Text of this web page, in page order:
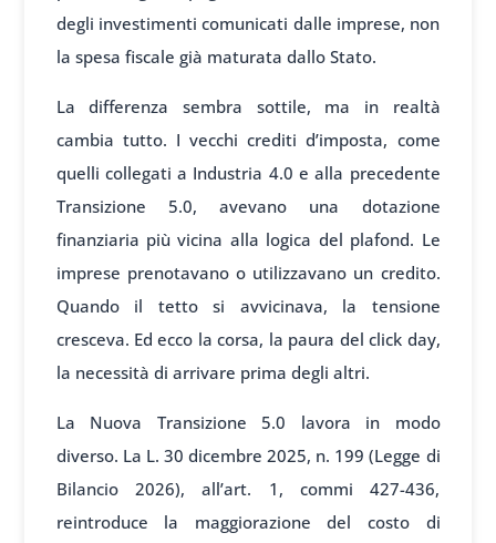
degli investimenti comunicati dalle imprese, non
la spesa fiscale già maturata dallo Stato.
La differenza sembra sottile, ma in realtà
cambia tutto. I vecchi crediti d’imposta, come
quelli collegati a Industria 4.0 e alla precedente
Transizione 5.0, avevano una dotazione
finanziaria più vicina alla logica del plafond. Le
imprese prenotavano o utilizzavano un credito.
Quando il tetto si avvicinava, la tensione
cresceva. Ed ecco la corsa, la paura del click day,
la necessità di arrivare prima degli altri.
La Nuova Transizione 5.0 lavora in modo
diverso. La L. 30 dicembre 2025, n. 199 (Legge di
Bilancio 2026), all’art. 1, commi 427-436,
reintroduce la maggiorazione del costo di